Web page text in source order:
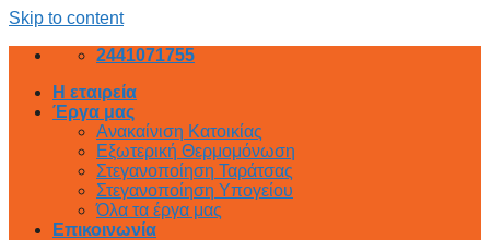
Skip to content
2441071755
Η εταιρεία
Έργα μας
Ανακαίνιση Κατοικίας
Εξωτερική Θερμομόνωση
Στεγανοποίηση Ταράτσας
Στεγανοποίηση Υπογείου
Όλα τα έργα μας
Επικοινωνία